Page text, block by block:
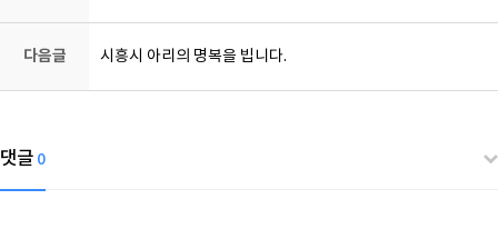
다음글 시흥시 아리의 명복을 빕니다.
댓글 0